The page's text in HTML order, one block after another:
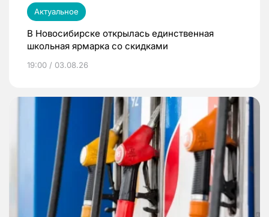
Актуальное
В Новосибирске открылась единственная
школьная ярмарка со скидками
19:00 / 03.08.26